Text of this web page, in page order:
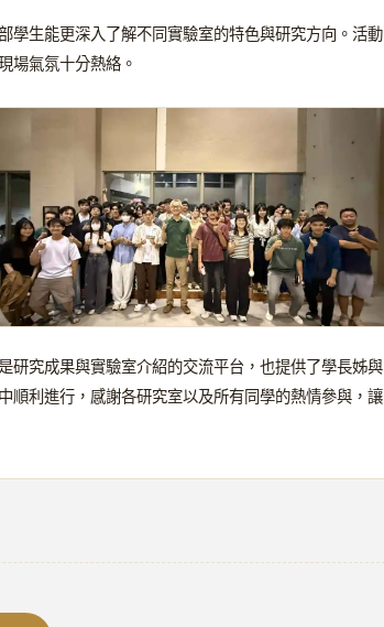
學生能更深入了解不同實驗室的特色與研究方向。活動
場氣氛十分熱絡。
研究成果與實驗室介紹的交流平台，也提供了學長姊與
順利進行，感謝各研究室以及所有同學的熱情參與，讓